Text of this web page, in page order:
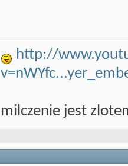
http://
milczenie jest